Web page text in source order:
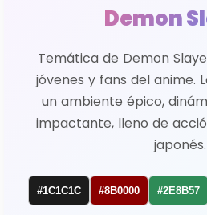
Demon
Temática de Demon
jóvenes y fans del anime.
un ambiente épico,
impactante, lleno de
japonés.
#1C1C1C #8B0000 #2E8B57